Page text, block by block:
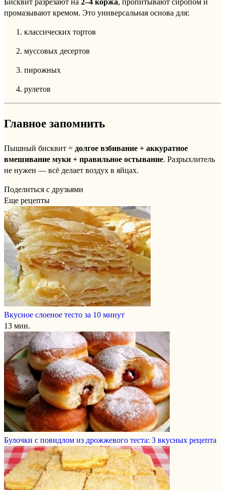
промазывают кремом. Это универсальная основа для:
классических тортов
муссовых десертов
пирожных
рулетов
Главное запомнить
Пышный бисквит = долгое взбивание + аккуратное
вмешивание муки + правильное остывание. Разрыхлитель
не нужен — всё делает воздух в яйцах.
Поделиться с друзьями
Еще рецепты
Вкусное слоеное тесто за 10 минут
13 мин.
Булочки с повидлом из дрожжевого теста: 3 вкусных рецепта